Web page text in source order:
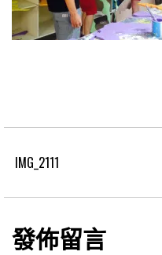
IMG_2111
發佈留言